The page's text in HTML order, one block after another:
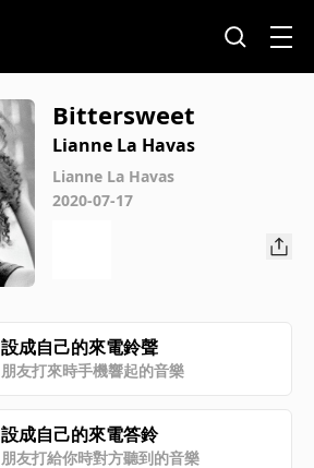
Bittersweet
Lianne La Havas
Lianne La Havas
2020-07-17
設成自己的來電鈴聲
朋友打來時手機響起的音樂
設成自己的來電答鈴
朋友打給你時對方聽到的音樂